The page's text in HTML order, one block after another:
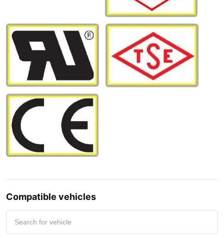
Compatible vehicles